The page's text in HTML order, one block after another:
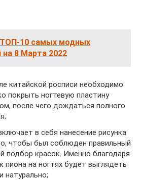
ТОП-10 самых модных
на 8 Марта 2022
китайской росписи необходимо
покрыть ногтевую пластину
после чего дождаться полного
в себя нанесение рисунка
чтобы был соблюден правильный
подбор красок. Именно благодаря
пиона на ногтях будет выглядеть
натурально;